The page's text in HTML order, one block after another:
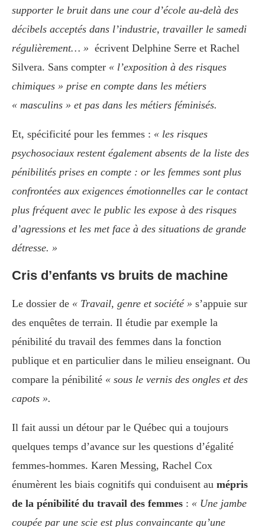
supporter le bruit dans une cour d’école au-delà des
décibels acceptés dans l’industrie, travailler le samedi
régulièrement… » écrivent Delphine Serre et Rachel
Silvera. Sans compter « l’exposition à des risques
chimiques » prise en compte dans les métiers
« masculins » et pas dans les métiers féminisés.
Et, spécificité pour les femmes : « les risques
psychosociaux restent également absents de la liste des
pénibilités prises en compte : or les femmes sont plus
confrontées aux exigences émotionnelles car le contact
plus fréquent avec le public les expose à des risques
d’agressions et les met face à des situations de grande
détresse. »
Cris d’enfants vs bruits de machine
Le dossier de « Travail, genre et société » s’appuie sur
des enquêtes de terrain. Il étudie par exemple la
pénibilité du travail des femmes dans la fonction
publique et en particulier dans le milieu enseignant. Ou
compare la pénibilité « sous le vernis des ongles et des
capots ».
Il fait aussi un détour par le Québec qui a toujours
quelques temps d’avance sur les questions d’égalité
femmes-hommes. Karen Messing, Rachel Cox
énumèrent les biais cognitifs qui conduisent au mépris
de la pénibilité du travail des femmes : « Une jambe
coupée par une scie est plus convaincante qu’une